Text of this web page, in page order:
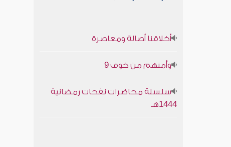
أخلاقنا أصالة ومعاصرة
وأمنهم من خوف 9
سلسلة محاضرات نفحات رمضانية
1444هـ